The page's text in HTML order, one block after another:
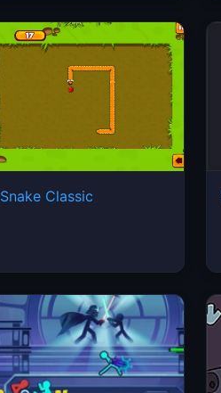
Snake Classic